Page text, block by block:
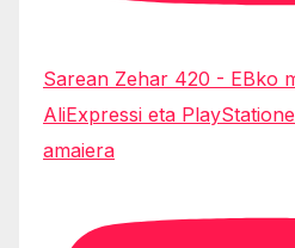
Sarean Zehar 420 - EBko
AliExpressi eta
amaiera